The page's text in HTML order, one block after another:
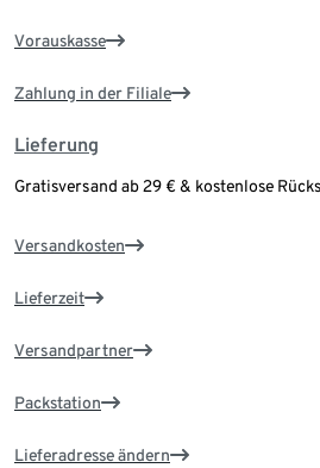
Vorauskasse
Zahlung in der Filiale
Lieferung
Gratisversand ab 29 € & kostenlose
Versandkosten
Lieferzeit
Versandpartner
Packstation
Lieferadresse ändern